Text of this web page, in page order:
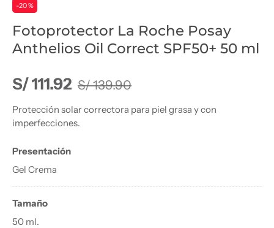
-20 %
Fotoprotector La Roche Posay
Anthelios Oil Correct SPF50+ 50 ml
Precio de venta
S/ 111.92 Precio normal
S/ 139.90
Protección solar correctora para piel grasa y con
imperfecciones.
Presentación
Gel Crema
Tamaño
50 ml.